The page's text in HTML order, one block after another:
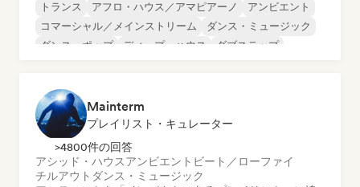
トランス アフロ・ハウス／アマピアーノ
アンビエント
コマーシャル／メインストリーム
ダンス・ミュージック
ダンス・ポップ
ディープ・ハウス ダブステップ
Mainterm
プレイリスト・キュレーター
>4800件の回答
アシッド・ハウスアンビエント ビート／ローファイ
チルアウト ダンス・ミュージック